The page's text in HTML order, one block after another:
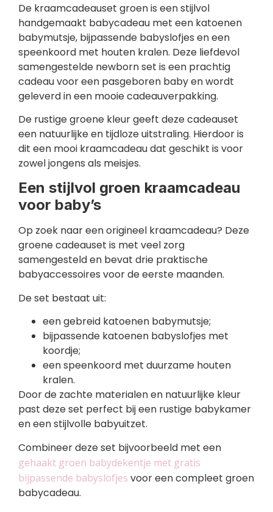
De kraamcadeauset groen is een stijlvol
handgemaakt babycadeau met een katoenen
babymutsje, bijpassende babyslofjes en een
speenkoord met houten kralen. Deze liefdevol
samengestelde newborn set is een prachtig
cadeau voor een pasgeboren baby en wordt
geleverd in een mooie cadeauverpakking.
De rustige groene kleur geeft deze cadeauset
een natuurlijke en tijdloze uitstraling. Hierdoor is
dit een mooi kraamcadeau dat geschikt is voor
zowel jongens als meisjes.
Een stijlvol groen kraamcadeau
voor baby’s
Op zoek naar een origineel kraamcadeau? Deze
groene cadeauset is met veel zorg
samengesteld en bevat drie praktische
babyaccessoires voor de eerste maanden.
De set bestaat uit:
een gebreid katoenen babymutsje;
bijpassende katoenen babyslofjes met
koordje;
een speenkoord met duurzame houten
kralen.
Door de zachte materialen en natuurlijke kleur
past deze set perfect bij een rustige babykamer
en een stijlvolle babyuitzet.
Combineer deze set bijvoorbeeld met een
gehaakt groen babydekentje met gratis
bijpassende babyslofjes voor een compleet groen
babycadeau.